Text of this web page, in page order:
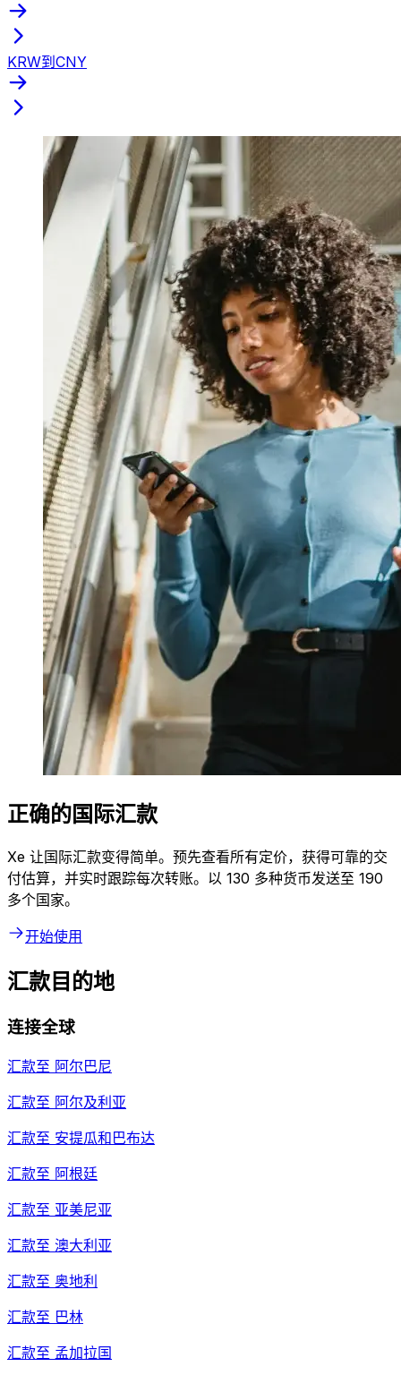
KRW到CNY
正确的国际汇款
Xe 让国际汇款变得简单。预先查看所有定价，获得可靠的交
付估算，并实时跟踪每次转账。以 130 多种货币发送至 190
多个国家。
开始使用
汇款目的地
连接全球
汇款至 阿尔巴尼
汇款至 阿尔及利亚
汇款至 安提瓜和巴布达
汇款至 阿根廷
汇款至 亚美尼亚
汇款至 澳大利亚
汇款至 奥地利
汇款至 巴林
汇款至 孟加拉国